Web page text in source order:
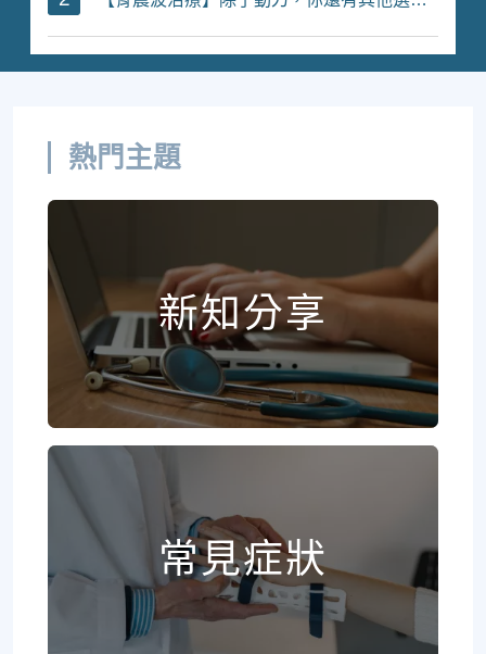
熱門主題
新知分享
常見症狀